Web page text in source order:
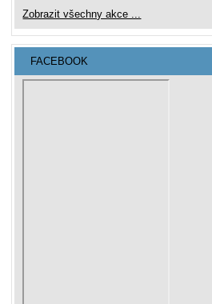
Zobrazit všechny akce ...
FACEBOOK